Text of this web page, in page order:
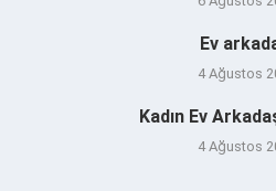
Ev
4 Ağustos
Kadın Ev
4 Ağustos